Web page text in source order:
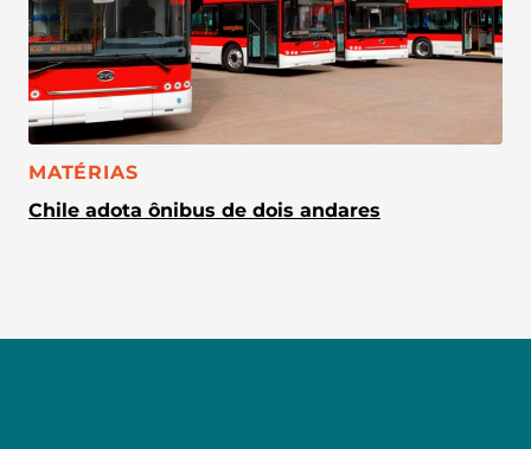
CATEGORIA:
MATÉRIAS
Chile adota ônibus de dois andares